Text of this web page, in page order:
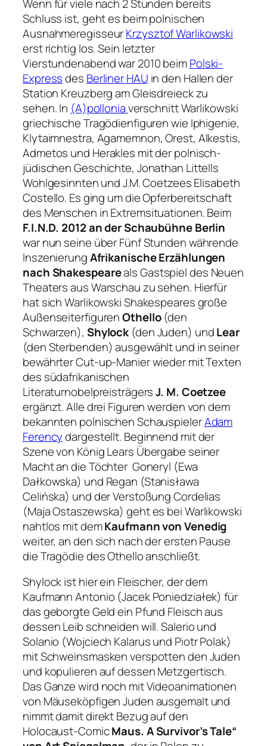
Wenn für viele nach 2 Stunden bereits
Schluss ist, geht es beim polnischen
AusnahmeregisseurKrzysztof Warlikowski
erst richtig los. Sein letzter
Vierstundenabend war 2010 beimPolski-
Expressdes Berliner HAU in den Hallen der
Station Kreuzberg am Gleisdreieck zu
sehen. In (A)polloniaverschnitt Warlikowski
griechische Tragödienfiguren wie Iphigenie,
Klytaimnestra, Agamemnon, Orest, Alkestis,
Admetos und Herakles mit der polnisch-
jüdischen Geschichte, Jonathan Littells
Wohlgesinnten und J.M. Coetzees Elisabeth
Costello. Es ging um die Opferbereitschaft
des Menschen in Extremsituationen. Beim
F.I.N.D. 2012 an der Schaubühne Berlin
war nun seine über Fünf Stunden währende
InszenierungAfrikanische Erzählungen
nach Shakespeareals Gastspiel des Neuen
Theaters aus Warschau zu sehen. Hierfür
hat sich Warlikowski Shakespeares große
AußenseiterfigurenOthello(den
Schwarzen), Shylock (den Juden) undLear
(den Sterbenden) ausgewählt und in seiner
bewährter Cut-up-Manier wieder mit Texten
des südafrikanischen
LiteraturnobelpreisträgersJ. M. Coetzee
ergänzt. Alle drei Figuren werden von dem
bekannten polnischen SchauspielerAdam
Ferencydargestellt. Beginnend mit der
Szene von König Lears Übergabe seiner
Macht an die Töchter Goneryl (Ewa
Dałkowska) und Regan (Stanisława
Celińska) und der Verstoßung Cordelias
(Maja Ostaszewska) geht es bei Warlikowski
nahtlos mit demKaufmann von Venedig
weiter, an den sich nach der ersten Pause
die Tragödie des Othello anschließt.
Shylock ist hier ein Fleischer, der dem
Kaufmann Antonio (Jacek Poniedziałek) für
das geborgte Geld ein Pfund Fleisch aus
dessen Leib schneiden will. Salerio und
Solanio (Wojciech Kalarus und Piotr Polak)
mit Schweinsmasken verspotten den Juden
und kopulieren auf dessen Metzgertisch.
Das Ganze wird noch mit Videoanimationen
von Mäuseköpfigen Juden ausgemalt und
nimmt damit direkt Bezug auf den
Holocaust-ComicMaus. A Survivor’s Tale“